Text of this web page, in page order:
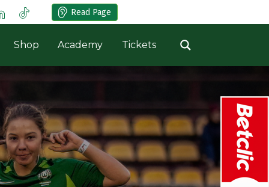
Read Page
Shop Academy Tickets